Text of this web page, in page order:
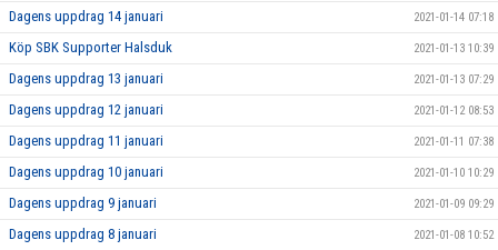
Dagens uppdrag 14 januari 2021-01-14 07:18
Köp SBK Supporter Halsduk 2021-01-13 10:39
Dagens uppdrag 13 januari 2021-01-13 07:29
Dagens uppdrag 12 januari 2021-01-12 08:53
Dagens uppdrag 11 januari 2021-01-11 07:38
Dagens uppdrag 10 januari 2021-01-10 10:29
Dagens uppdrag 9 januari 2021-01-09 09:29
Dagens uppdrag 8 januari 2021-01-08 10:52